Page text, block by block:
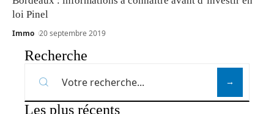
loi Pinel
Immo 20 septembre 2019
Recherche
Les plus récents